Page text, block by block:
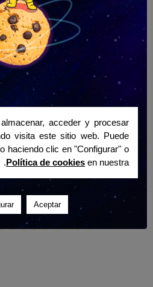
في شارع أسيرا ديل دارو، في
أكاديمية بويرتا ريال الدعم
بأفضل الأسعار في المحافظة.
acceder y procesar
visita este sitio web. Puede
haciendo clic en "Configurar" o
en nuestra
Política de cookies
.
Aceptar